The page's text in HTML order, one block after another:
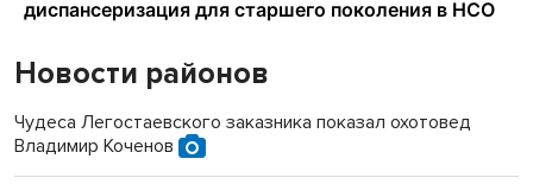
Новости районов
Чудеса Легостаевского заказника показал охотовед
Владимир Коченов